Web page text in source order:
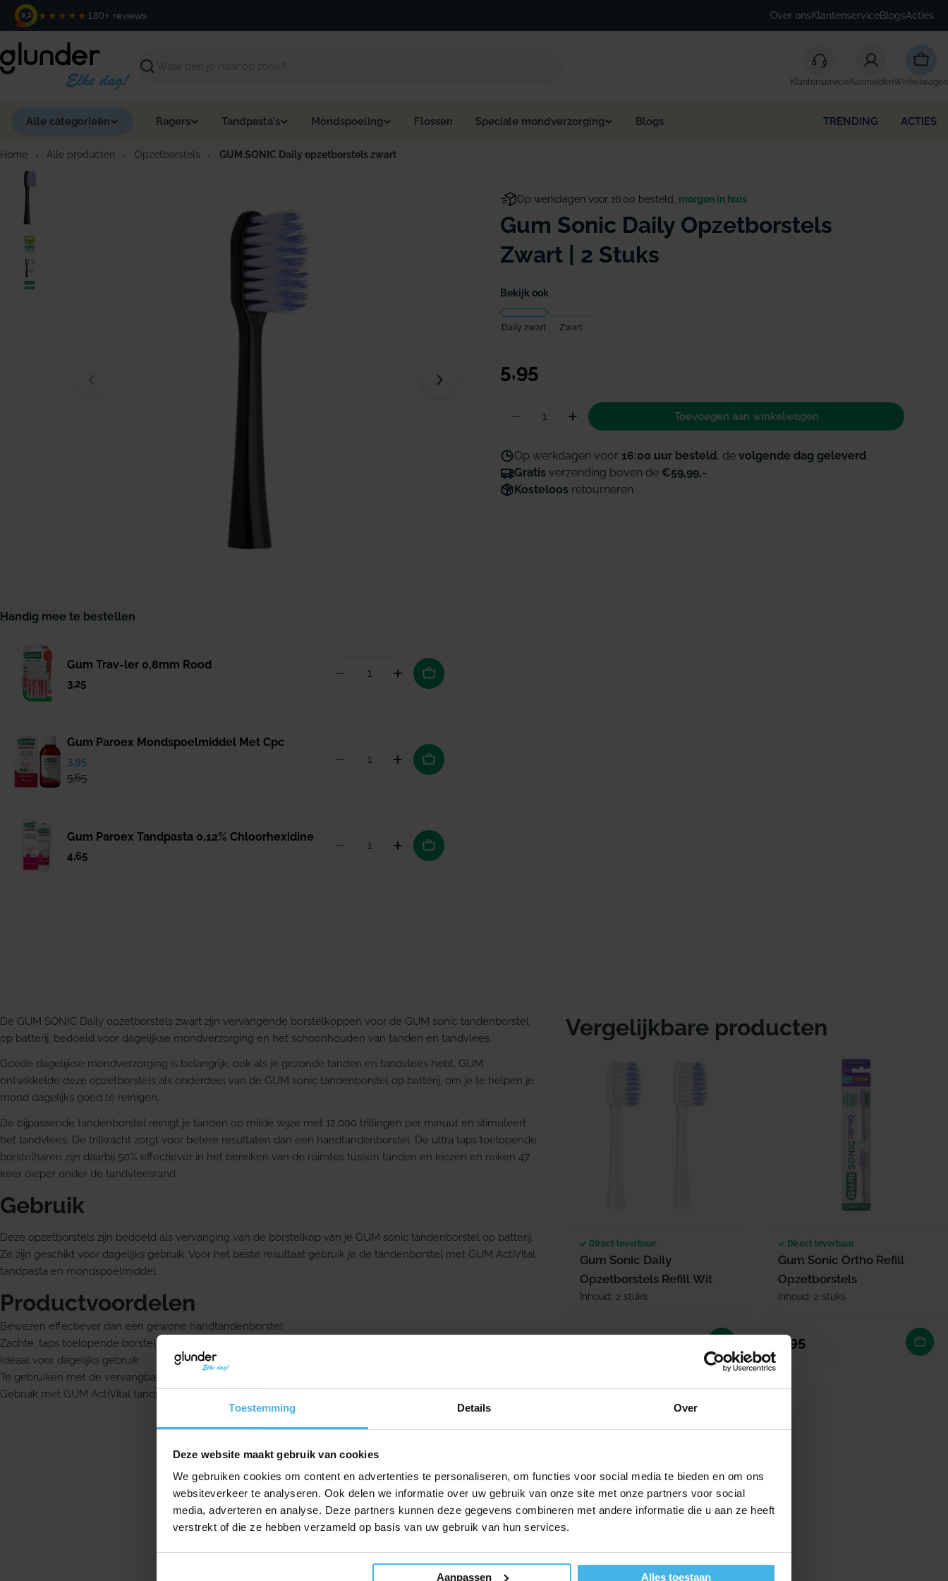
Toestemming Details Over
Deze website maakt gebruik van cookies
We gebruiken cookies om content en advertenties te personaliseren, om functies voor social media te bieden en om ons
websiteverkeer te analyseren. Ook delen we informatie over uw gebruik van onze site met onze partners voor social
media, adverteren en analyse. Deze partners kunnen deze gegevens combineren met andere informatie die u aan ze heeft
verstrekt of die ze hebben verzameld op basis van uw gebruik van hun services.
Aanpassen Alles toestaan
naar
inhoud
9,3 ★★★★★ 180+ reviews Over onsKlantenserviceBlogsActies
Zoeken
KlantenserviceAanmeldenWinkelwagen
Alle categorieën Ragers Tandpasta's Mondspoeling Flossen Speciale mondverzorging Blogs TRENDING ACTIES
Home › Alle producten › Opzetborstels › GUM SONIC Daily opzetborstels zwart
Open media 0 in modaal venster
Handig mee te bestellen
Gum Trav-ler 0,8mm Rood
Normale
3,25 Aantal verminderen voor GUM Trav-Ler 0,8mm rood
Hoeveelheid verhogen voor GUM Trav-Ler 0,8mm rood
Gum Paroex Mondspoelmiddel Met Cpc
Verkoopprijs
3,95
Normale
prijs
5,65
Aantal verminderen voor GUM Paroex mondspoelmiddel met CPC
Hoeveelheid verhogen voor GUM Paroex mondspoelmiddel met CPC
Gum Paroex Tandpasta 0,12% Chloorhexidine
Normale
4,65 Aantal verminderen voor GUM Paroex tandpasta 0,12% chloorhexidine
Hoeveelheid verhogen voor GUM Paroex tandpasta 0,12% chloorhexidine
Op werkdagen voor 16:00 besteld, morgen in huis
Gum Sonic Daily Opzetborstels
Zwart | 2 Stuks
Bekijk ook
Daily zwart Zwart
Normale
5,95
Aantal verminderen voor GUM SONIC Daily opzetborstels zwart
Hoeveelheid verhogen voor GUM SONIC Daily opzetborstels
Toevoegen aan winkelwagen
Op werkdagen voor 16:00 uur besteld, de volgende dag geleverd
Gratis verzending boven de €59,99,-
Kosteloos retourneren
De GUM SONIC Daily opzetborstels zwart zijn vervangende borstelkoppen voor de GUM sonic tandenborstel
op batterij, bedoeld voor dagelijkse mondverzorging en het schoonhouden van tanden en tandvlees.
Goede dagelijkse mondverzorging is belangrijk, ook als je gezonde tanden en tandvlees hebt. GUM
ontwikkelde deze opzetborstels als onderdeel van de GUM sonic tandenborstel op batterij, om je te helpen je
mond dagelijks goed te reinigen.
De bijpassende tandenborstel reinigt je tanden op milde wijze met 12.000 trillingen per minuut en stimuleert
het tandvlees. De trilkracht zorgt voor betere resultaten dan een handtandenborstel. De ultra taps toelopende
borstelharen zijn daarbij 50% effectiever in het bereiken van de ruimtes tussen tanden en kiezen en reiken 47
keer dieper onder de tandvleesrand.
Gebruik
Deze opzetborstels zijn bedoeld als vervanging van de borstelkop van je GUM sonic tandenborstel op batterij.
Ze zijn geschikt voor dagelijks gebruik. Voor het beste resultaat gebruik je de tandenborstel met GUM ActiVital
tandpasta en mondspoelmiddel.
Productvoordelen
Bewezen effectiever dan een gewone handtandenborstel
Zachte, taps toelopende borstelharen om ook tussen de tanden te reinigen
Ideaal voor dagelijks gebruik
Te gebruiken met de vervangbare borstelkop van de GUM sonic tandenborstel op batterij
Gebruik met GUM ActiVital tandpasta en mondspoelmiddel voor het beste resultaat
Vergelijkbare producten
Direct leverbaar
Gum Sonic Daily
Opzetborstels Refill Wit
Inhoud: 2 stuks
Normale prijs
Direct leverbaar
Gum Sonic Ortho Refill
Opzetborstels
Inhoud: 2 stuks
Normale prijs
5,95
Direct leverbaar